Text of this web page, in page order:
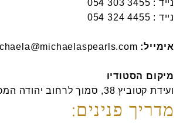
נייד :
נייד :
אימייל:
מיקום הסטודיו
ועידת קטוביץ 38, סמוך לרחוב יהודה המכבי/דרך נמיר.
מדריך פנינים: